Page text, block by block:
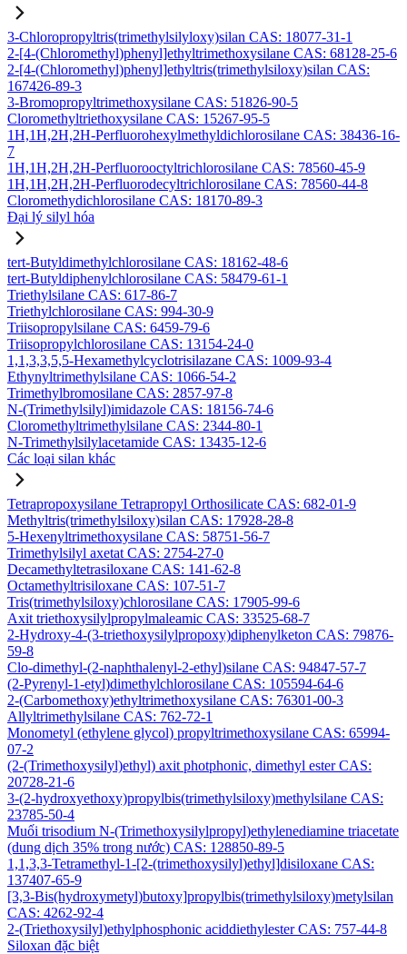
3-Chloropropyltris(trimethylsilyloxy)silan CAS: 18077-31-1
2-[4-(Chloromethyl)phenyl]ethyltrimethoxysilane CAS: 68128-25-6
2-[4-(Chloromethyl)phenyl]ethyltris(trimethylsiloxy)silan CAS:
167426-89-3
3-Bromopropyltrimethoxysilane CAS: 51826-90-5
Cloromethyltriethoxysilane CAS: 15267-95-5
1H,1H,2H,2H-Perfluorohexylmethyldichlorosilane CAS: 38436-16-
7
1H,1H,2H,2H-Perfluorooctyltrichlorosilane CAS: 78560-45-9
1H,1H,2H,2H-Perfluorodecyltrichlorosilane CAS: 78560-44-8
Cloromethydichlorosilane CAS: 18170-89-3
Đại lý silyl hóa
tert-Butyldimethylchlorosilane CAS: 18162-48-6
tert-Butyldiphenylchlorosilane CAS: 58479-61-1
Triethylsilane CAS: 617-86-7
Triethylchlorosilane CAS: 994-30-9
Triisopropylsilane CAS: 6459-79-6
Triisopropylchlorosilane CAS: 13154-24-0
1,1,3,3,5,5-Hexamethylcyclotrisilazane CAS: 1009-93-4
Ethynyltrimethylsilane CAS: 1066-54-2
Trimethylbromosilane CAS: 2857-97-8
N-(Trimethylsilyl)imidazole CAS: 18156-74-6
Cloromethyltrimethylsilane CAS: 2344-80-1
N-Trimethylsilylacetamide CAS: 13435-12-6
Các loại silan khác
Tetrapropoxysilane Tetrapropyl Orthosilicate CAS: 682-01-9
Methyltris(trimethylsiloxy)silan CAS: 17928-28-8
5-Hexenyltrimethoxysilane CAS: 58751-56-7
Trimethylsilyl axetat CAS: 2754-27-0
Decamethyltetrasiloxane CAS: 141-62-8
Octamethyltrisiloxane CAS: 107-51-7
Tris(trimethylsiloxy)chlorosilane CAS: 17905-99-6
Axit triethoxysilylpropylmaleamic CAS: 33525-68-7
2-Hydroxy-4-(3-triethoxysilylpropoxy)diphenylketon CAS: 79876-
59-8
Clo-dimethyl-(2-naphthalenyl-2-ethyl)silane CAS: 94847-57-7
(2-Pyrenyl-1-etyl)dimethylchlorosilane CAS: 105594-64-6
2-(Carbomethoxy)ethyltrimethoxysilane CAS: 76301-00-3
Allyltrimethylsilane CAS: 762-72-1
Monometyl (ethylene glycol) propyltrimethoxysilane CAS: 65994-
07-2
(2-(Trimethoxysilyl)ethyl) axit photphonic, dimethyl ester CAS:
20728-21-6
3-(2-hydroxyethoxy)propylbis(trimethylsiloxy)methylsilane CAS:
23785-50-4
Muối trisodium N-(Trimethoxysilylpropyl)ethylenediamine triacetate
(dung dịch 35% trong nước) CAS: 128850-89-5
1,1,3,3-Tetramethyl-1-[2-(trimethoxysilyl)ethyl]disiloxane CAS:
137407-65-9
[3,3-Bis(hydroxymetyl)butoxy]propylbis(trimethylsiloxy)metylsilan
CAS: 4262-92-4
2-(Triethoxysilyl)ethylphosphonic aciddiethylester CAS: 757-44-8
Siloxan đặc biệt